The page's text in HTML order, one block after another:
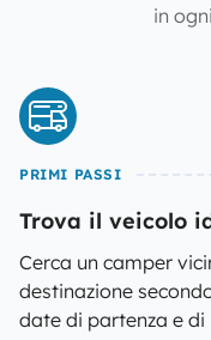
in
PRIMI PASSI
Trova il veicolo
Cerca un camper
destinazione
date di partenza e